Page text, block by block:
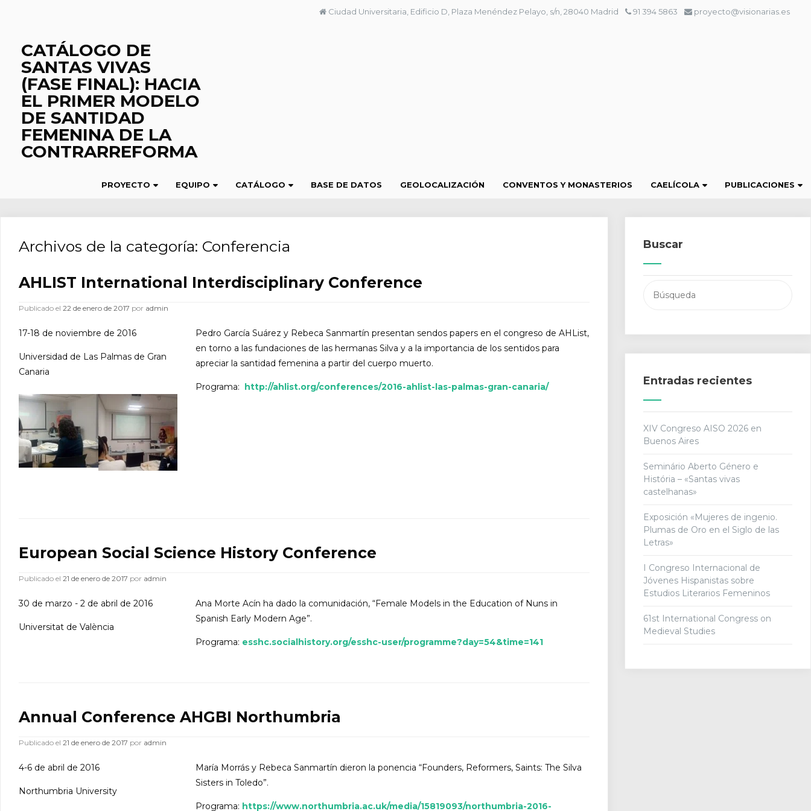
Ciudad Universitaria, Edificio D, Plaza Menéndez Pelayo, s/n, 28040 Madrid 91 394 5863 proyecto@visionarias.es
CATÁLOGO DE
SANTAS VIVAS
(FASE FINAL): HACIA
EL PRIMER MODELO
DE SANTIDAD
FEMENINA DE LA
CONTRARREFORMA
PROYECTO EQUIPO CATÁLOGO BASE DE DATOS GEOLOCALIZACIÓN CONVENTOS Y MONASTERIOS CAELÍCOLA PUBLICACIONES
Archivos de la categoría: Conferencia
AHLIST International Interdisciplinary Conference
Publicado el22 de enero de 2017 por admin
17-18 de noviembre de 2016
Universidad de Las Palmas de Gran
Canaria
Pedro García Suárez y Rebeca Sanmartín presentan sendos papers en el congreso de AHList,
en torno a las fundaciones de las hermanas Silva y a la importancia de los sentidos para
apreciar la santidad femenina a partir del cuerpo muerto.
Programa: http://ahlist.org/conferences/2016-ahlist-las-palmas-gran-canaria/
European Social Science History Conference
Publicado el21 de enero de 2017 por admin
30 de marzo - 2 de abril de 2016
Universitat de València
Ana Morte Acín ha dado la comunidación, “Female Models in the Education of Nuns in
Spanish Early Modern Age”.
Programa: esshc.socialhistory.org/esshc-user/programme?day=54&time=141
Annual Conference AHGBI Northumbria
Publicado el21 de enero de 2017 por admin
4-6 de abril de 2016
Northumbria University
María Morrás y Rebeca Sanmartín dieron la ponencia “Founders, Reformers, Saints: The Silva
Sisters in Toledo”.
Programa: https://www.northumbria.ac.uk/media/15819093/northumbria-2016-
Buscar
Entradas recientes
XIV Congreso AISO 2026 en
Buenos Aires
Seminário Aberto Género e
História – «Santas vivas
castelhanas»
Exposición «Mujeres de ingenio.
Plumas de Oro en el Siglo de las
Letras»
I Congreso Internacional de
Jóvenes Hispanistas sobre
Estudios Literarios Femeninos
61st International Congress on
Medieval Studies